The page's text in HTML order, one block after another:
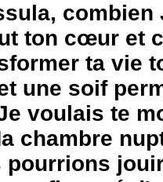
ton cœur et
ta vie
une soif
voulais te
chambre
pourrions